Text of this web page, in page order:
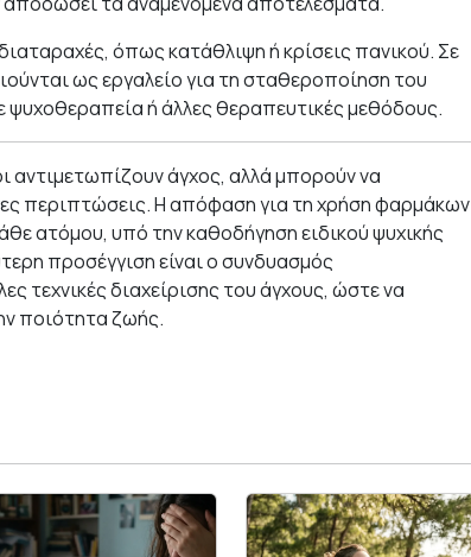
όπως κατάθλιψη ή κρίσεις πανικού. Σε
ως εργαλείο για τη σταθεροποίηση του
ψυχοθεραπεία ή άλλες θεραπευτικές μεθόδους.
αντιμετωπίζουν άγχος, αλλά μπορούν να
περιπτώσεις. Η απόφαση για τη χρήση φαρμάκων
ατόμου, υπό την καθοδήγηση ειδικού ψυχικής
προσέγγιση είναι ο συνδυασμός
τεχνικές διαχείρισης του άγχους, ώστε να
ποιότητα ζωής.